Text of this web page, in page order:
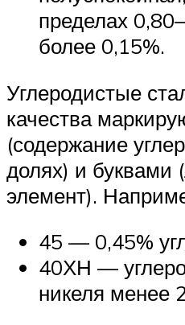
пределах
более 0,15%.
Углеродистые
качества
(содержание
долях) и буквами
элемент).
45 — 0,45%
40ХН —
никеля менее